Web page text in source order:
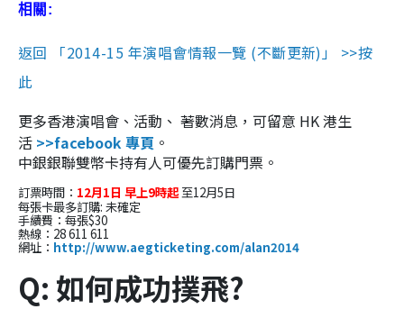
相關:
返回 「2014-15 年演唱會情報一覽 (不斷更新)」 >>按
此
更多香港演唱會、活動、 著數消息，可留意 HK 港生
活 >>facebook 專頁 。
中銀銀聯雙幣卡持有人可優先訂購門票。
訂票時間： 12月1日 早上9時起至12月5日
每張卡最多訂購: 未確定
手續費：每張$30
熱線：28 611 611
網址： http://www.aegticketing.com/alan2014
Q: 如何成功撲飛?